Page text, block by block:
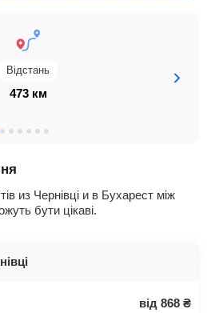
Відстань
473 км
из Чернівці и в Бухарест між
бути цікаві.
від 868 ₴